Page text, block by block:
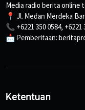
Media radio berita online
📍 Jl. Medan Merdeka
📞 +6221 350 0584, +6221
📩 Pemberitaan:
Ketentuan